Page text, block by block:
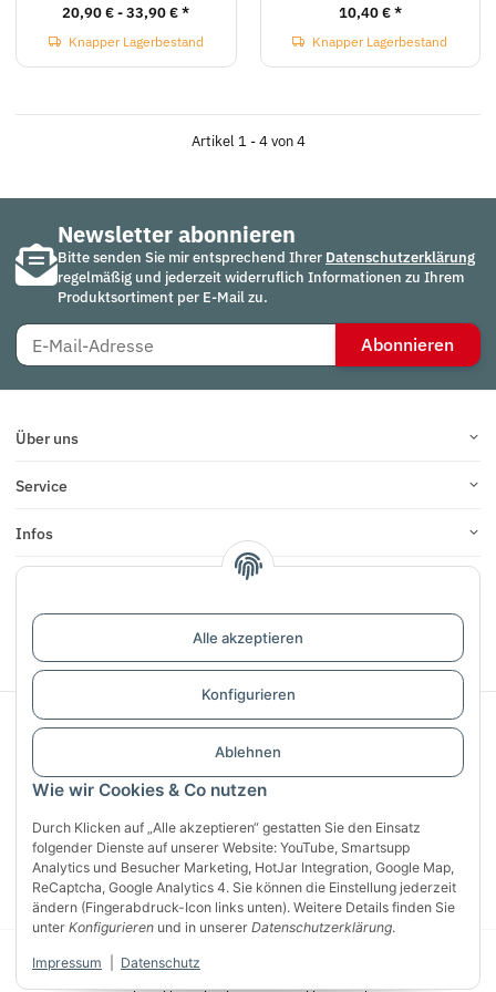
Wie wir Cookies & Co nutzen
Durch Klicken auf „Alle akzeptieren“ gestatten Sie den Einsatz
folgender Dienste auf unserer Website: YouTube, Smartsupp
Analytics und Besucher Marketing, HotJar Integration, Google Map,
ReCaptcha, Google Analytics 4. Sie können die Einstellung jederzeit
ändern (Fingerabdruck-Icon links unten). Weitere Details finden Sie
unter Konfigurieren und in unserer Datenschutzerklärung.
Impressum Datenschutz
Alle akzeptieren
Konfigurieren
Ablehnen
20,90 € -33,90 €*
Knapper Lagerbestand
10,40 €*
Knapper Lagerbestand
Artikel 1 - 4 von 4
Newsletter abonnieren
Bitte senden Sie mir entsprechend Ihrer Datenschutzerklärung
regelmäßig und jederzeit widerruflich Informationen zu Ihrem
Produktsortiment per E-Mail zu.
Abonnieren
Über uns
Service
Infos
Bewertungen
Vertrag widerrufen
Sichere Zahlung mit:
© 2026 CG Heunetze Christoph Gehrmann
USt., zzgl.